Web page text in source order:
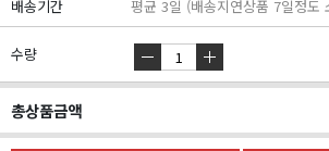
배송기간
평균 3일 (배송지연상품 7일정도
수량
총상품금액